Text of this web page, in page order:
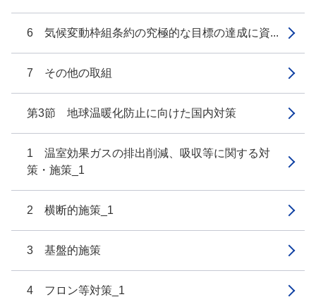
6 気候変動枠組条約の究極的な目標の達成に資...
7 その他の取組
第3節 地球温暖化防止に向けた国内対策
1 温室効果ガスの排出削減、吸収等に関する対
策・施策_1
2 横断的施策_1
3 基盤的施策
4 フロン等対策_1